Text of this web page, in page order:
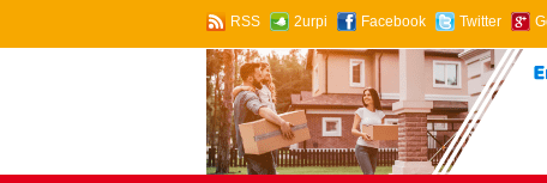
RSS 2urpi Facebook Twitter